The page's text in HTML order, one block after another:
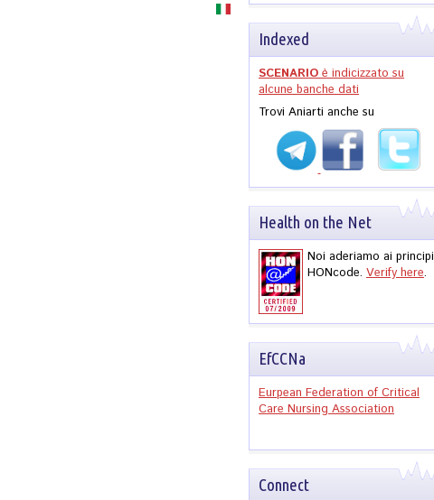
Indexed
SCENARIOè indicizzato su
alcune banche dati
Trovi Aniarti anche su
Health on the Net
Noi aderiamo ai principi
HONcode. Verify here.
EfCCNa
Eurpean Federation of Critical
Care Nursing Association
Connect